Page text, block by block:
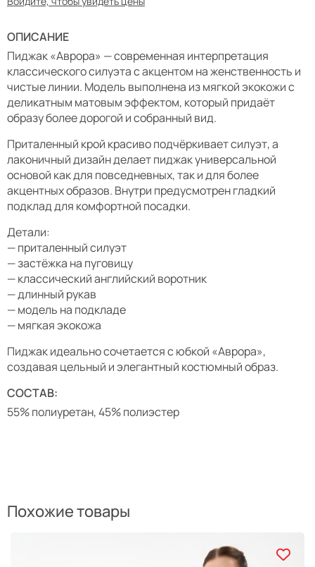
ОПИСАНИЕ
Пиджак «Аврора» — современная интерпретация
классического силуэта с акцентом на женственность и
чистые линии. Модель выполнена из мягкой экокожи с
деликатным матовым эффектом, который придаёт
образу более дорогой и собранный вид.
Приталенный крой красиво подчёркивает силуэт, а
лаконичный дизайн делает пиджак универсальной
основой как для повседневных, так и для более
акцентных образов. Внутри предусмотрен гладкий
подклад для комфортной посадки.
Детали:
— приталенный силуэт
— застёжка на пуговицу
— классический английский воротник
— длинный рукав
— модель на подкладе
— мягкая экокожа
Пиджак идеально сочетается с юбкой «Аврора»,
создавая цельный и элегантный костюмный образ.
СОСТАВ:
55% полиуретан, 45% полиэстер
Похожие товары